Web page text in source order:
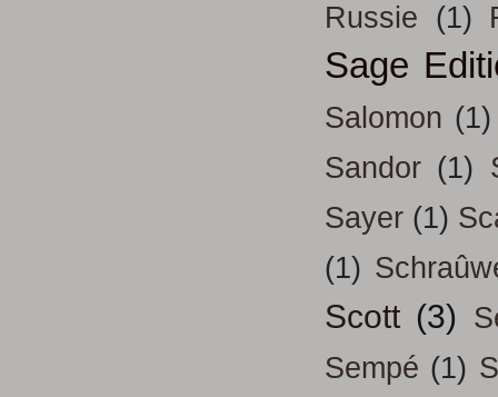
Russie (1)
Sage
Salomon (1)
Sandor (1)
Sayer (1)
(1)
Scott (3)
Sempé (1)